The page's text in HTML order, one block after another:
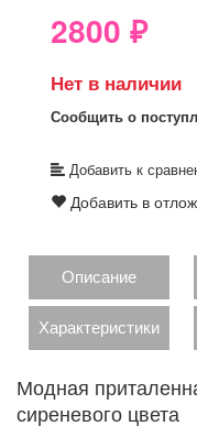
2800 ₽
Нет в наличии
Сообщить о
Добавить к
Добавить в
Описание
Характеристики
Модная
сиреневого цвета